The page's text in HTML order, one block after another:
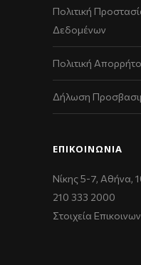
Πολιτική
Δεδομένων
Πολιτική
Δήλωση
ΕΠΙΚΟΙΝΩΝΊΑ
Νίκης 5-7, Αθήνα,
210 333 2000
Στοιχεία